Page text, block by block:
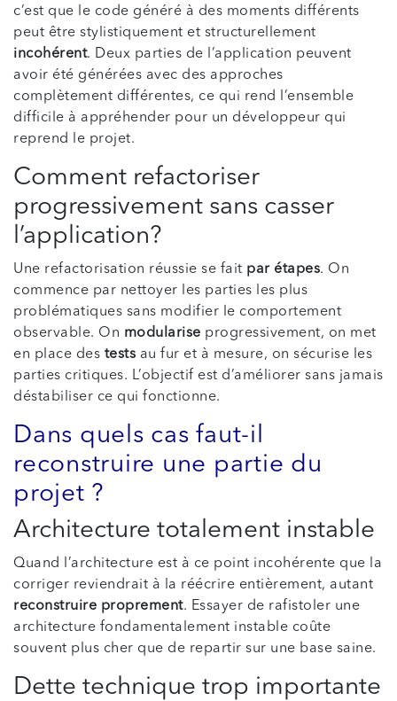
c’est que le code généré à des moments différents
peut être stylistiquement et structurellement
incohérent. Deux parties de l’application peuvent
avoir été générées avec des approches
complètement différentes, ce qui rend l’ensemble
difficile à appréhender pour un développeur qui
reprend le projet.
Comment refactoriser
progressivement sans casser
l’application?
Une refactorisation réussie se fait par étapes. On
commence par nettoyer les parties les plus
problématiques sans modifier le comportement
observable. On modularise progressivement, on met
en place des tests au fur et à mesure, on sécurise les
parties critiques. L’objectif est d’améliorer sans jamais
déstabiliser ce qui fonctionne.
Dans quels cas faut-il
reconstruire une partie du
projet ?
Architecture totalement instable
Quand l’architecture est à ce point incohérente que la
corriger reviendrait à la réécrire entièrement, autant
reconstruire proprement. Essayer de rafistoler une
architecture fondamentalement instable coûte
souvent plus cher que de repartir sur une base saine.
Dette technique trop importante